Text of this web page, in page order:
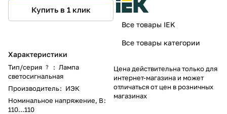
Купить в 1 клик
Характеристики
Тип/серия ? : Лампа
светосигнальная
Производитель: ИЭК
Номинальное напряжение, В:
110...110
Все товары IEK
Все товары категории
Цена действительна только для
интернет-магазина и может
отличаться от цен в розничных
магазинах